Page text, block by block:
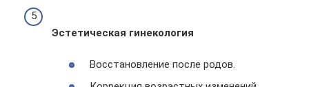
Эстетическая гинекология
Восстановление после родов.